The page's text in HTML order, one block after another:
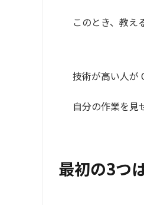
このとき、教え
技術が高い人が
自分の作業を見
最初の3つ